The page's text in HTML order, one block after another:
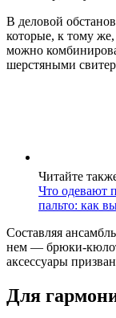
В деловой
которые, к тому
можно
шерстяными
Читайте
Что одевают
пальто: как
Составляя
нем — брюки-
аксессуары
Для